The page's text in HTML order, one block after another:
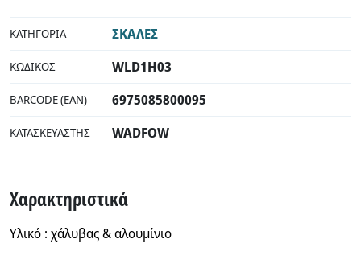
ΚΑΤΗΓΟΡΊΑ ΣΚΑΛΕΣ
ΚΩΔΙΚΌΣ WLD1H03
BARCODE (EAN) 6975085800095
ΚΑΤΑΣΚΕΥΑΣΤΉΣ WADFOW
Χαρακτηριστικά
Υλικό : χάλυβας & αλουμίνιο